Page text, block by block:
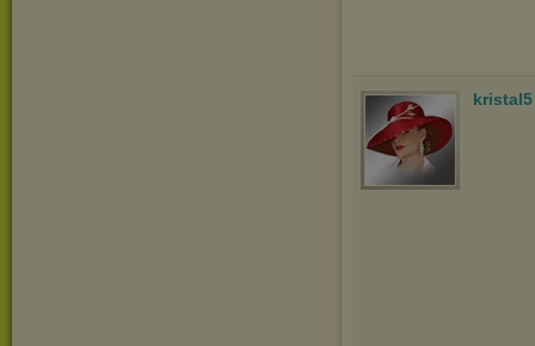
kristal5